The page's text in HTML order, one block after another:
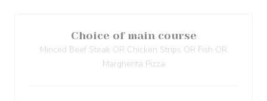
Choice of main course
Minced Beef Steak OR Chicken Strips OR Fish OR
Margherita Pizza